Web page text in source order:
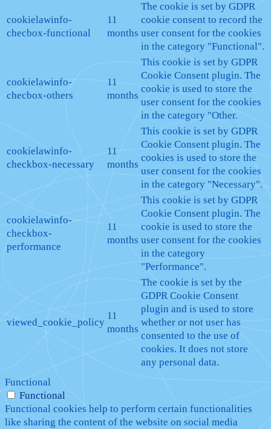
cookielawinfo-
checbox-functional
11
months
The cookie is set by GDPR
cookie consent to record the
user consent for the cookies
in the category "Functional".
cookielawinfo-
checbox-others
11
months
This cookie is set by GDPR
Cookie Consent plugin. The
cookie is used to store the
user consent for the cookies
in the category "Other.
cookielawinfo-
checkbox-necessary
11
months
This cookie is set by GDPR
Cookie Consent plugin. The
cookies is used to store the
user consent for the cookies
in the category "Necessary".
cookielawinfo-
checkbox-
performance
11
months
This cookie is set by GDPR
Cookie Consent plugin. The
cookie is used to store the
user consent for the cookies
in the category
"Performance".
viewed_cookie_policy
11
months
The cookie is set by the
GDPR Cookie Consent
plugin and is used to store
whether or not user has
consented to the use of
cookies. It does not store
any personal data.
Functional
Functional
Functional cookies help to perform certain functionalities
like sharing the content of the website on social media